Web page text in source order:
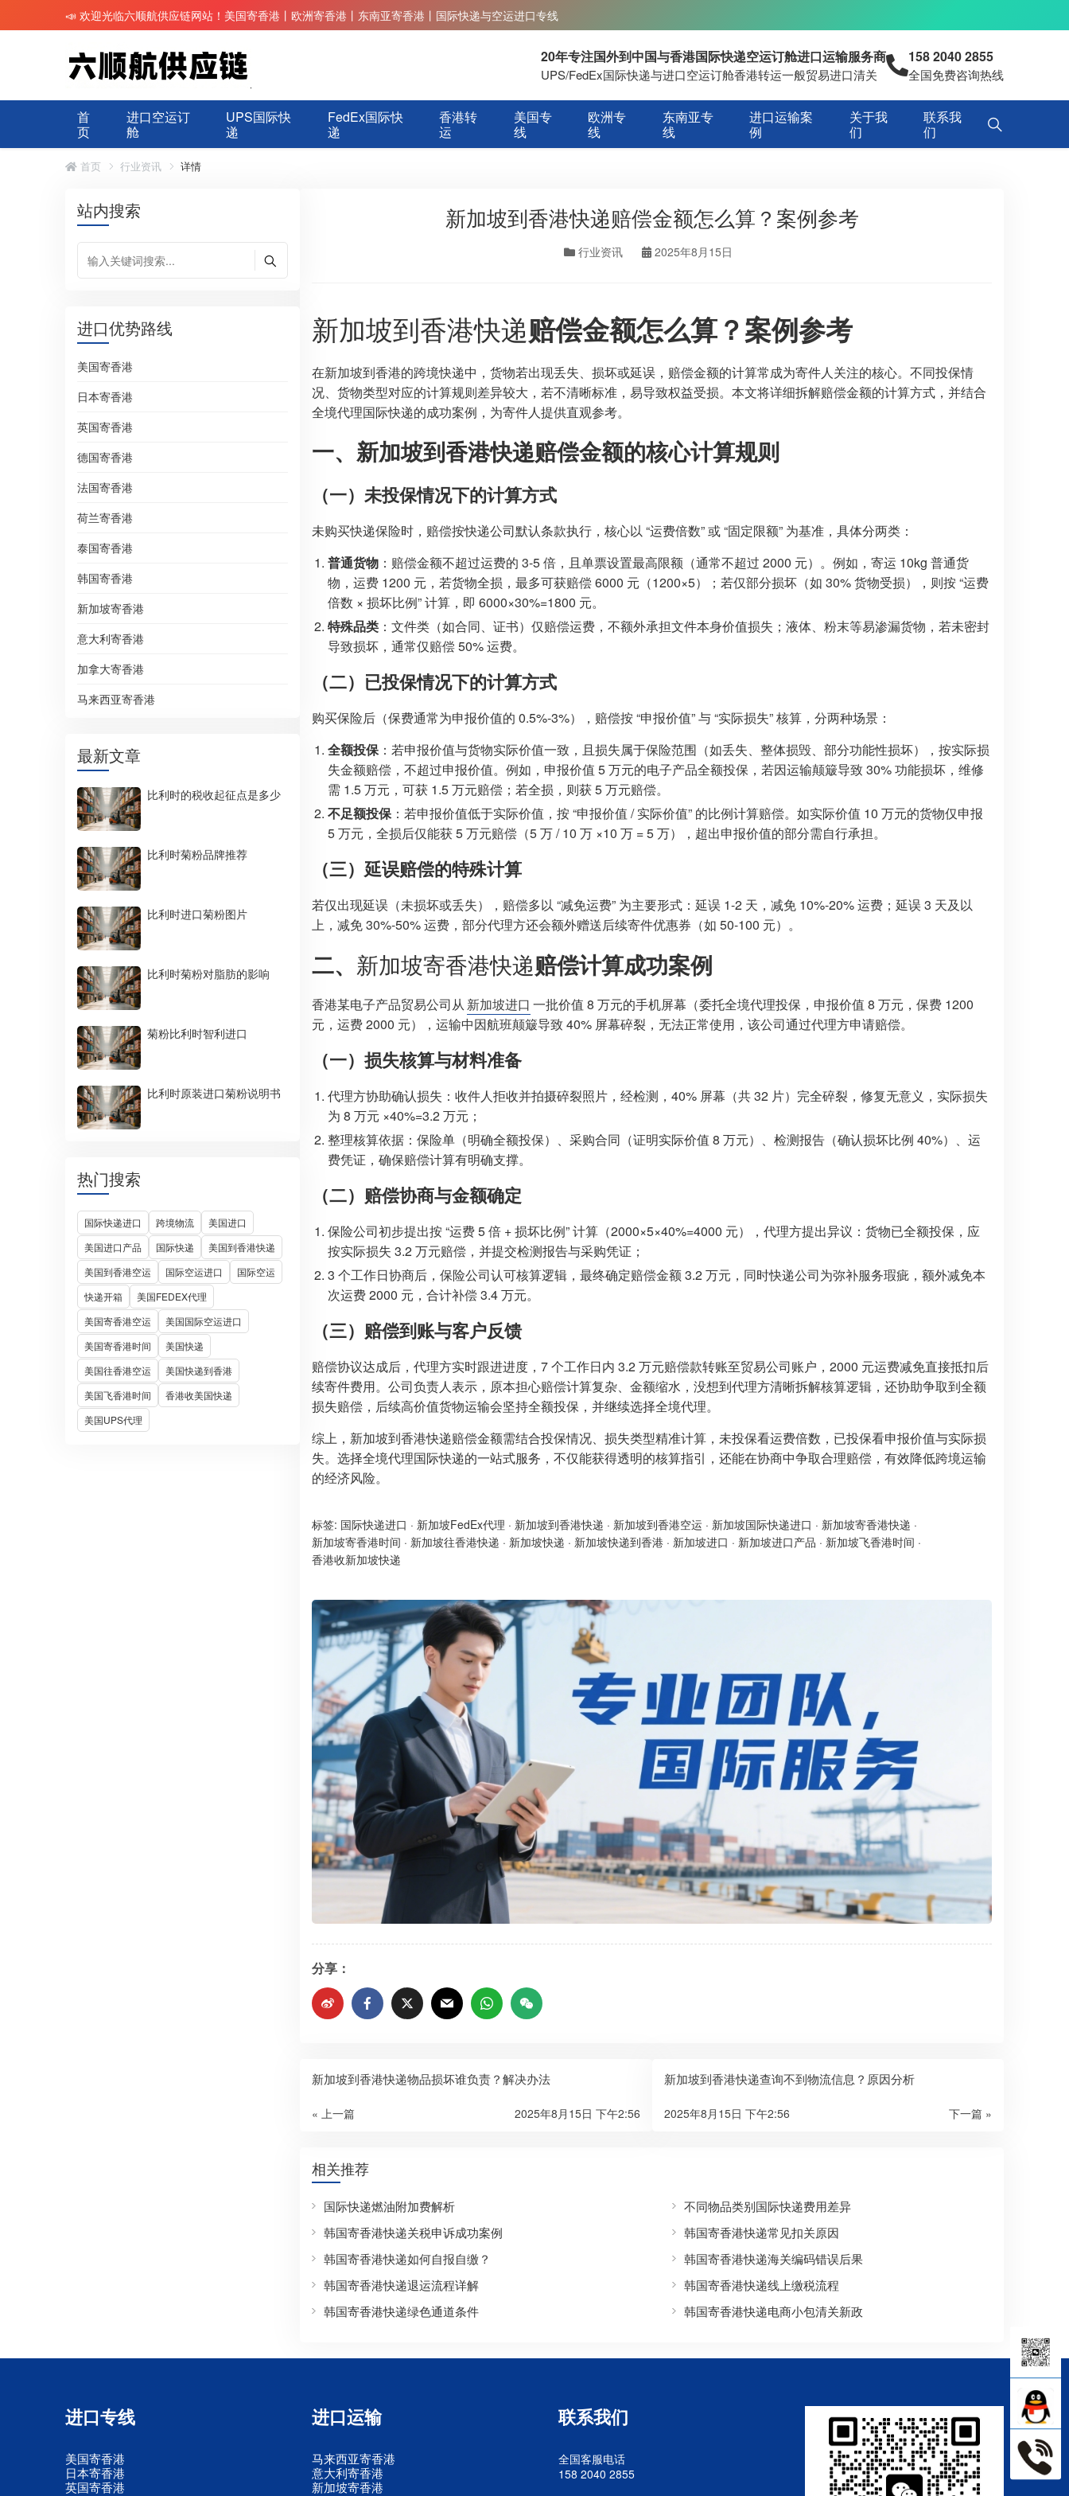
📣 欢迎光临六顺航供应链网站！美国寄香港丨欧洲寄香港丨东南亚寄香港丨国际快递与空运进口专线
20年专注国外到中国与香港国际快递空运订舱进口运输服务商
UPS/FedEx国际快递与进口空运订舱香港转运一般贸易进口清关
158 2040 2855
全国免费咨询热线
首
页
进口空运订
舱
UPS国际快
递
FedEx国际快
递
香港转
运
美国专
线
欧洲专
线
东南亚专
线
进口运输案
例
关于我
们
联系我
们
首页 行业资讯 详情
站内搜索
进口优势路线
美国寄香港
日本寄香港
英国寄香港
德国寄香港
法国寄香港
荷兰寄香港
泰国寄香港
韩国寄香港
新加坡寄香港
意大利寄香港
加拿大寄香港
马来西亚寄香港
最新文章
比利时的税收起征点是多少
比利时菊粉品牌推荐
比利时进口菊粉图片
比利时菊粉对脂肪的影响
菊粉比利时智利进口
比利时原装进口菊粉说明书
热门搜索
国际快递进口 跨境物流
美国进口
美国进口产品
国际快递
美国到香港快递
美国到香港空运
国际空运进口
国际空运
快递开箱
美国FEDEX代理
美国寄香港空运
美国国际空运进口
美国寄香港时间
美国快递
美国往香港空运
美国快递到香港
美国飞香港时间
香港收美国快递
美国UPS代理
新加坡到香港快递赔偿金额怎么算？案例参考
行业资讯 2025年8月15日
新加坡到香港快递赔偿金额怎么算？案例参考
在新加坡到香港的跨境快递中，货物若出现丢失、损坏或延误，赔偿金额的计算常成为寄件人关注的核心。不同投保情
况、货物类型对应的计算规则差异较大，若不清晰标准，易导致权益受损。本文将详细拆解赔偿金额的计算方式，并结合
全境代理国际快递的成功案例，为寄件人提供直观参考。
一、新加坡到香港快递赔偿金额的核心计算规则
（一）未投保情况下的计算方式
未购买快递保险时，赔偿按快递公司默认条款执行，核心以 “运费倍数” 或 “固定限额” 为基准，具体分两类：
普通货物 ：赔偿金额不超过运费的 3-5 倍，且单票设置最高限额（通常不超过 2000 元）。例如，寄运 10kg 普通货
物，运费 1200 元，若货物全损，最多可获赔偿 6000 元（1200×5）；若仅部分损坏（如 30% 货物受损），则按 “运费
倍数 × 损坏比例” 计算，即 6000×30%=1800 元。
特殊品类 ：文件类（如合同、证书）仅赔偿运费，不额外承担文件本身价值损失；液体、粉末等易渗漏货物，若未密封
导致损坏，通常仅赔偿 50% 运费。
（二）已投保情况下的计算方式
购买保险后（保费通常为申报价值的 0.5%-3%），赔偿按 “申报价值” 与 “实际损失” 核算，分两种场景：
全额投保：若申报价值与货物实际价值一致，且损失属于保险范围（如丢失、整体损毁、部分功能性损坏），按实际损
失金额赔偿，不超过申报价值。例如，申报价值 5 万元的电子产品全额投保，若因运输颠簸导致 30% 功能损坏，维修
需 1.5 万元，可获 1.5 万元赔偿；若全损，则获 5 万元赔偿。
不足额投保：若申报价值低于实际价值，按 “申报价值 / 实际价值” 的比例计算赔偿。如实际价值 10 万元的货物仅申报
5 万元，全损后仅能获 5 万元赔偿（5 万 / 10 万 ×10 万 = 5 万），超出申报价值的部分需自行承担。
（三）延误赔偿的特殊计算
若仅出现延误（未损坏或丢失），赔偿多以 “减免运费” 为主要形式：延误 1-2 天，减免 10%-20% 运费；延误 3 天及以
上，减免 30%-50% 运费，部分代理方还会额外赠送后续寄件优惠券（如 50-100 元）。
二、 新加坡寄香港快递赔偿计算成功案例
香港某电子产品贸易公司从 新加坡进口 一批价值 8 万元的手机屏幕（委托全境代理投保，申报价值 8 万元，保费 1200
元，运费 2000 元），运输中因航班颠簸导致 40% 屏幕碎裂，无法正常使用，该公司通过代理方申请赔偿。
（一）损失核算与材料准备
代理方协助确认损失：收件人拒收并拍摄碎裂照片，经检测，40% 屏幕（共 32 片）完全碎裂，修复无意义，实际损失
为 8 万元 ×40%=3.2 万元；
整理核算依据：保险单（明确全额投保）、采购合同（证明实际价值 8 万元）、检测报告（确认损坏比例 40%）、运
费凭证，确保赔偿计算有明确支撑。
（二）赔偿协商与金额确定
保险公司初步提出按 “运费 5 倍 + 损坏比例” 计算（2000×5×40%=4000 元），代理方提出异议：货物已全额投保，应
按实际损失 3.2 万元赔偿，并提交检测报告与采购凭证；
3 个工作日协商后，保险公司认可核算逻辑，最终确定赔偿金额 3.2 万元，同时快递公司为弥补服务瑕疵，额外减免本
次运费 2000 元，合计补偿 3.4 万元。
（三）赔偿到账与客户反馈
赔偿协议达成后，代理方实时跟进进度，7 个工作日内 3.2 万元赔偿款转账至贸易公司账户，2000 元运费减免直接抵扣后
续寄件费用。公司负责人表示，原本担心赔偿计算复杂、金额缩水，没想到代理方清晰拆解核算逻辑，还协助争取到全额
损失赔偿，后续高价值货物运输会坚持全额投保，并继续选择全境代理。
综上，新加坡到香港快递赔偿金额需结合投保情况、损失类型精准计算，未投保看运费倍数，已投保看申报价值与实际损
失。选择全境代理国际快递的一站式服务，不仅能获得透明的核算指引，还能在协商中争取合理赔偿，有效降低跨境运输
的经济风险。
标签: 国际快递进口 · 新加坡FedEx代理 · 新加坡到香港快递 · 新加坡到香港空运 · 新加坡国际快递进口 · 新加坡寄香港快递 ·
新加坡寄香港时间 · 新加坡往香港快递 · 新加坡快递 · 新加坡快递到香港 · 新加坡进口 · 新加坡进口产品 · 新加坡飞香港时间 ·
香港收新加坡快递
分享：
新加坡到香港快递物品损坏谁负责？解决办法
« 上一篇 2025年8月15日 下午2:56
新加坡到香港快递查询不到物流信息？原因分析
下一篇 »
2025年8月15日 下午2:56
相关推荐
国际快递燃油附加费解析
不同物品类别国际快递费用差异
韩国寄香港快递关税申诉成功案例
韩国寄香港快递常见扣关原因
韩国寄香港快递如何自报自缴？
韩国寄香港快递海关编码错误后果
韩国寄香港快递退运流程详解
韩国寄香港快递线上缴税流程
韩国寄香港快递绿色通道条件
韩国寄香港快递电商小包清关新政
进口专线
美国寄香港
日本寄香港
英国寄香港
进口运输
马来西亚寄香港
意大利寄香港
新加坡寄香港
联系我们
全国客服电话
158 2040 2855